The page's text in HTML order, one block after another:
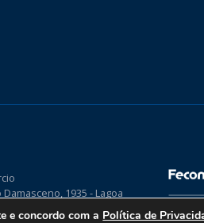
Damasceno, 1935 - Lagoa
760e concordo com a Política de